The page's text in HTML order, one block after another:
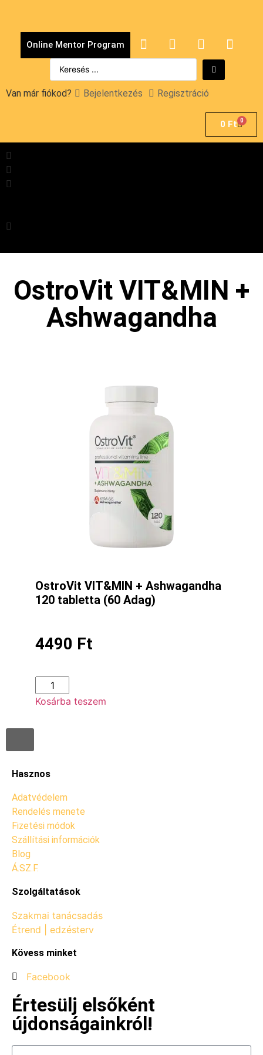
Online Mentor Program
Van már fiókod? Bejelentkezés Regisztráció
0 Ft 0
OstroVit VIT&MIN +
Ashwagandha
OstroVit VIT&MIN + Ashwagandha
120 tabletta (60 Adag)
4490 Ft
Kosárba teszem
Hasznos
Adatvédelem
Rendelés menete
Fizetési módok
Szállítási információk
Blog
Á.SZ.F.
Szolgáltatások
Szakmai tanácsadás
Étrend | edzésterv
Kövess minket
Facebook
Értesülj elsőként
újdonságainkról!